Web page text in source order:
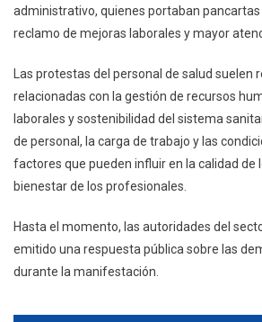
administrativo, quienes portaban pancartas
reclamo de mejoras laborales y mayor
Las protestas del personal de salud suelen
relacionadas con la gestión de recursos
laborales y sostenibilidad del sistema
de personal, la carga de trabajo y las
factores que pueden influir en la calidad de
bienestar de los profesionales.
Hasta el momento, las autoridades del
emitido una respuesta pública sobre las
durante la manifestación.